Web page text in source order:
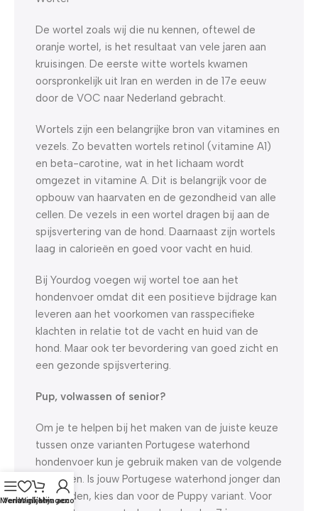
De wortel zoals wij die nu kennen, oftewel de
oranje wortel, is het resultaat van vele jaren aan
kruisingen. De eerste witte wortels kwamen
oorspronkelijk uit Iran en werden in de 17e eeuw
door de VOC naar Nederland gebracht.
Wortels zijn een belangrijke bron van vitamines en
vezels. Zo bevatten wortels retinol (vitamine A1)
en beta-carotine, wat in het lichaam wordt
omgezet in vitamine A. Dit is belangrijk voor de
opbouw van haarvaten en de gezondheid van alle
cellen. De vezels in een wortel dragen bij aan de
spijsvertering van de hond. Daarnaast zijn wortels
laag in calorieën en goed voor vacht en huid.
Bij Yourdog voegen wij wortel toe aan het
hondenvoer omdat dit een positieve bijdrage kan
leveren aan het voorkomen van rasspecifieke
klachten in relatie tot de vacht en huid van de
hond. Maar ook ter bevordering van goed zicht en
een gezonde spijsvertering.
Pup, volwassen of senior?
Om je te helpen bij het maken van de juiste keuze
tussen onze varianten Portugese waterhond
hondenvoer kun je gebruik maken van de volgende
richtlijnen. Is jouw Portugese waterhond jonger dan
11 maanden, kies dan voor de Puppy variant. Voor
Menu
Verlanglijst
Winkelwagen
Mijn account